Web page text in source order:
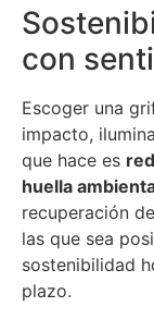
con
Escoger una
impacto,
que hace es
huella
recuperación
las que sea
sostenibilidad
plazo.